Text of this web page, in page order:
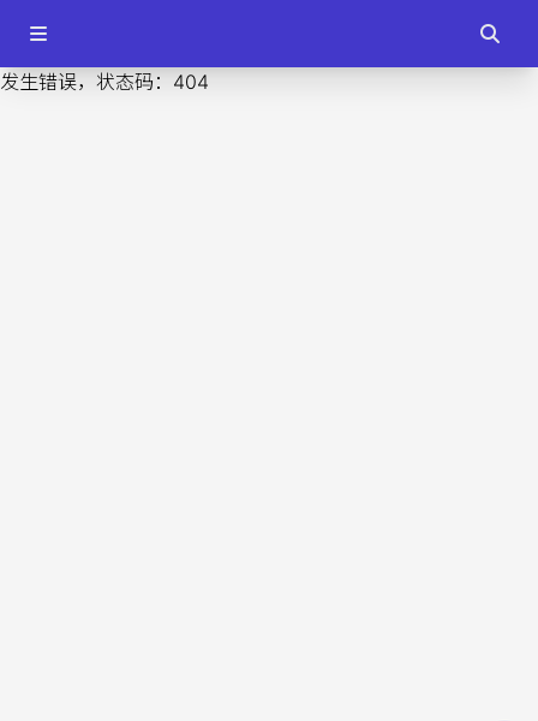
发生错误，状态码： 404